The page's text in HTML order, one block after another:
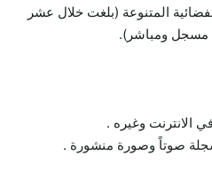
المتنوعة (بلغت خلال عشر
مسجل ومباشر).
الانترنت وغيره .
صوتاً وصورة منشورة .